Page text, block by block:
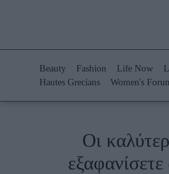
Woman Power
Beauty Fashion Life Now
Hautes Grecians
Women's
Οι